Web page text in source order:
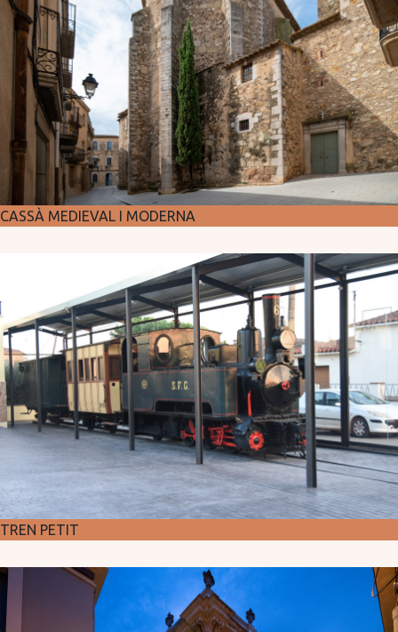
CASSÀ MEDIEVAL I MODERNA
TREN PETIT